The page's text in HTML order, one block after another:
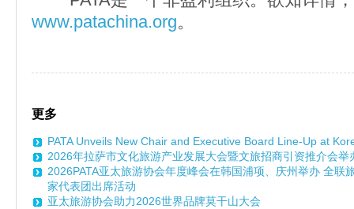
www.patachina.org。
更多
PATA Unveils New Chair and Executive Board Line-Up at
2026年拉萨市文化旅游产业发展大会暨文旅招商引资推介会举
2026PATA亚太旅游协会年度峰会在韩国浦项、庆州举办 全联
家代表团出席活动
亚太旅游协会助力2026世界品牌莫干山大会